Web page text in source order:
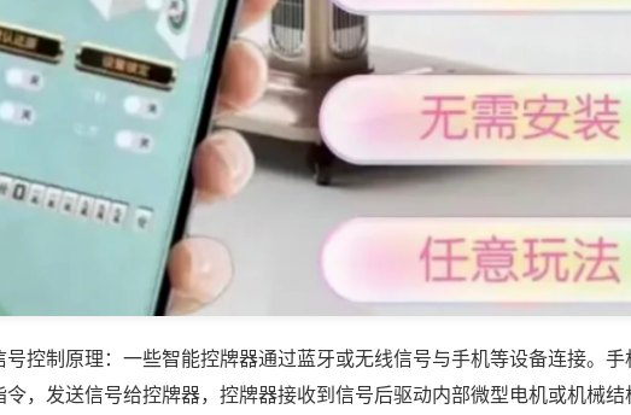
号控制原理：一些智能控牌器通过蓝牙或无线信号与手机等设备连接。
令，发送信号给控牌器，控牌器接收到信号后驱动内部微型电机或机械结